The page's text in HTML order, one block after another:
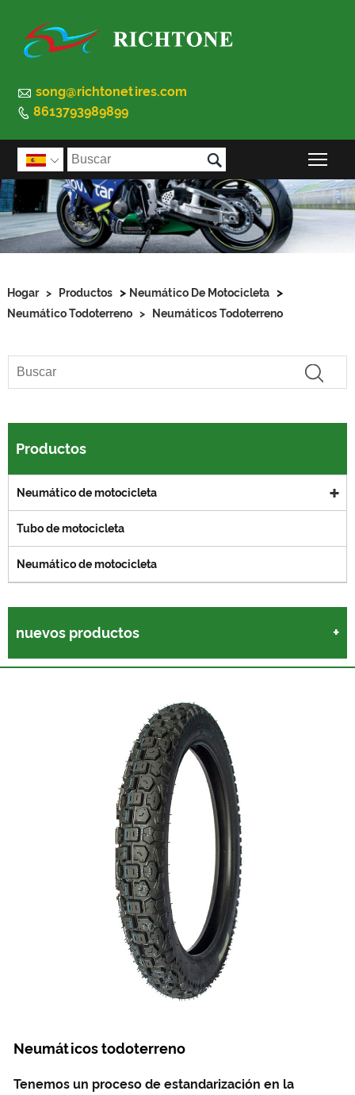
 song@richtonetires.com
 8613793989899
 
Hogar > Productos > Neumático De Motocicleta >
Neumático Todoterreno > Neumáticos Todoterreno
Productos
Neumático de motocicleta
Tubo de motocicleta
Neumático de motocicleta
nuevos productos
Neumáticos todoterreno
Tenemos un proceso de estandarización en la